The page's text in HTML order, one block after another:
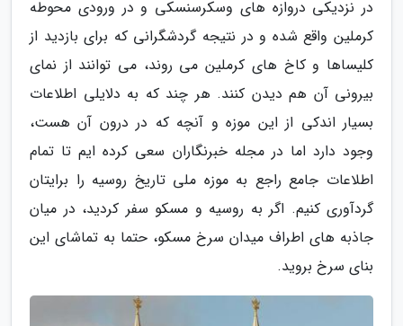
در نزدیکی دروازه های وسکرسنسکی و در ورودی محوطه
کرملین واقع شده و در نتیجه گردشگرانی که برای بازدید از
کلیساها و کاخ های کرملین می روند، می توانند از نمای
بیرونی آن هم دیدن کنند. هر چند که به دلایلی اطلاعات
بسیار اندکی از این موزه و آنچه که در درون آن هست،
وجود دارد اما در مجله خبرنگاران سعی کرده ایم تا تمام
اطلاعات جامع راجع به موزه ملی تاریخ روسیه را برایتان
گردآوری کنیم. اگر به روسیه و مسکو سفر کردید، در میان
جاذبه های اطراف میدان سرخ مسکو، حتما به تماشای این
بنای سرخ بروید.